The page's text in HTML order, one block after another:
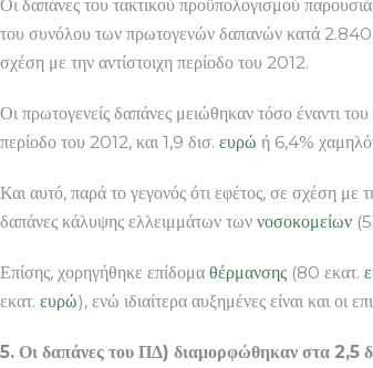
Οι δαπάνες του τακτικού προϋπολογισμού
του συνόλου των πρωτογενών δαπανών κατά 2.840
σχέση με την αντίστοιχη περίοδο του 2012.
Οι πρωτογενείς δαπάνες μειώθηκαν τόσο έναντι
περίοδο του 2012, και 1,9 δισ. ευρώ ή 6,4%
Και αυτό, παρά το γεγονός ότι εφέτος, σε σχέση με
δαπάνες κάλυψης ελλειμμάτων των νοσοκομείων
Επίσης, χορηγήθηκε επίδομα θέρμανσης (80 εκατ.
εκατ. ευρώ), ενώ ιδιαίτερα αυξημένες είναι και οι
5. Οι δαπάνες του ΠΔ) διαμορφώθηκαν στα 2,5